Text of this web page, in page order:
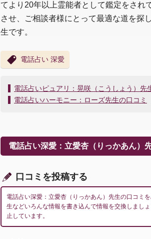
てより20年以上霊能者として鑑定をされ
させ、ご相談者様にとって最適な道を探
生です。
電話占い 深愛
投
稿
ー
シ
ン
電話占いピュアリ：晃咲（こうしょう）先
電話占いハーモニー：ローズ先生の口コミ
電話占い深愛：立愛杏（りっかあん）
口コミを投稿する
電話占い深愛：立愛杏（りっかあん）先生の口コミ
生などいろんな情報を書き込んで情報を交換しまし
止しています。